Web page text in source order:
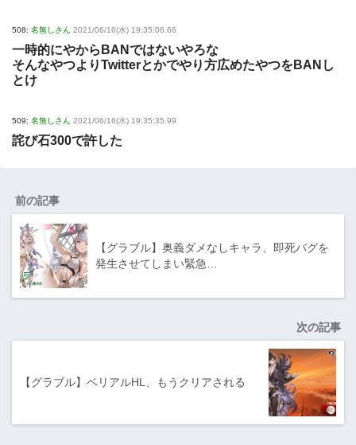
508: 名無しさん 2021/06/16(水) 19:35:06.66
一時的にやからBANではないやろな
そんなやつよりTwitterとかでやり方広めたやつをBANし
とけ
509: 名無しさん 2021/06/16(水) 19:35:35.99
詫び石300で許した
前の記事
【グラブル】奥義ダメなしキャラ、即死バグを
発生させてしまい緊急…
次の記事
【グラブル】ベリアルHL、もうクリアされる